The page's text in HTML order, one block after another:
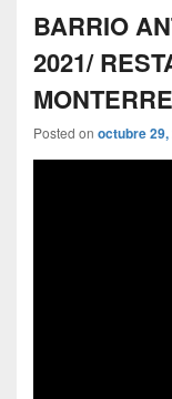
BARRIO
2021/
Posted on octubre 29,